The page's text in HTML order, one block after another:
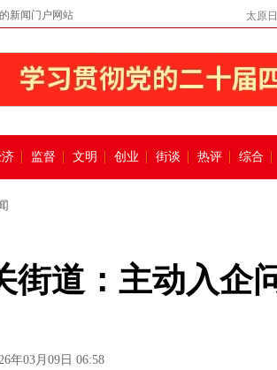
新闻门户网站 太原
监督 文明 创业 街谈 热评 综合
街道：主动入企
年03月09日 06:58